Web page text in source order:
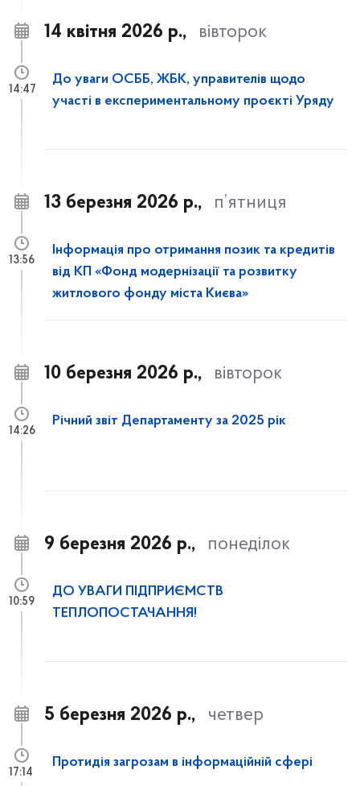
14 квітня 2026 р., вівторок
До уваги ОСББ, ЖБК, управителів щодо
участі в експериментальному проєкті Уряду
14:47
13 березня 2026 р., п’ятниця
Інформація про отримання позик та кредитів
від КП «Фонд модернізації та розвитку
житлового фонду міста Києва»
13:56
10 березня 2026 р., вівторок
Річний звіт Департаменту за 2025 рік
14:26
9 березня 2026 р., понеділок
ДО УВАГИ ПІДПРИЄМСТВ
ТЕПЛОПОСТАЧАННЯ!
10:59
5 березня 2026 р., четвер
Протидія загрозам в інформаційній сфері
17:14